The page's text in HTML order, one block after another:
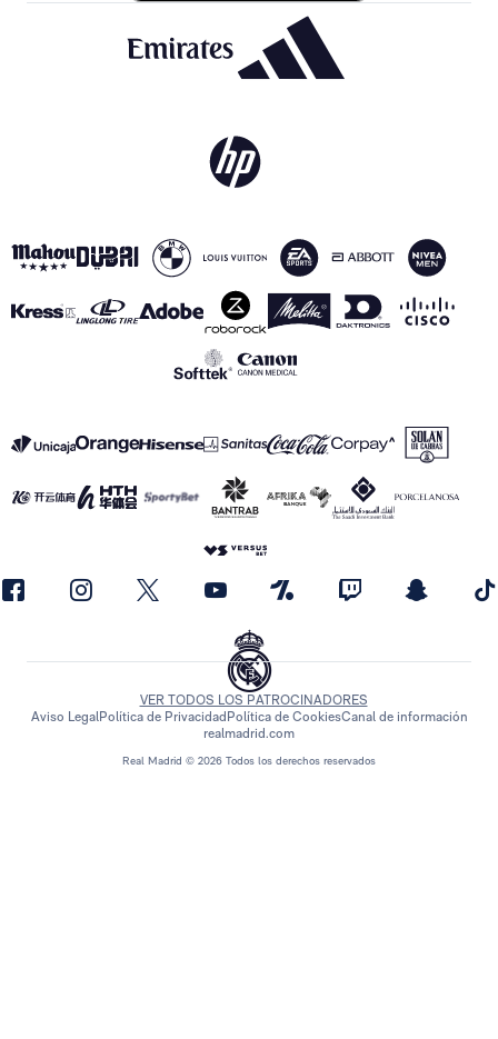
Real Madrid © 2026 Todos los derechos reservados
VER TODOS LOS PATROCINADORES
Aviso LegalPolítica de Privacidad Política de CookiesCanal de información
realmadrid.com